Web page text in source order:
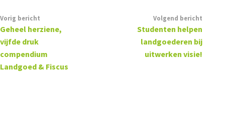
Vorig bericht
Geheel herziene,
vijfde druk
compendium
Landgoed & Fiscus
Volgend bericht
Studenten helpen
landgoederen bij
uitwerken visie!